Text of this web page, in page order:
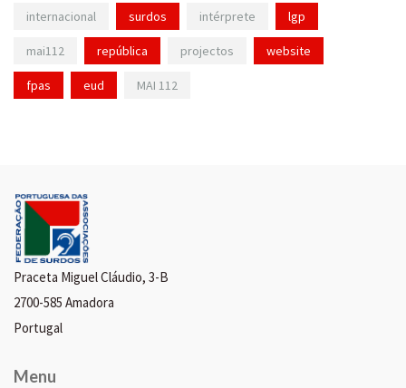
internacional surdos intérprete lgp
mai112 república projectos website
fpas eud MAI 112
Praceta Miguel Cláudio, 3-B
2700-585 Amadora
Portugal
Menu